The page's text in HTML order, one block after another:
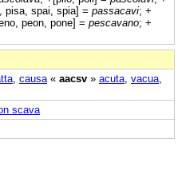
pisa, spai, spia] = passacavi; +
peon, pone] = pescavano; +
causa « aacsv » acuta vacua
scava